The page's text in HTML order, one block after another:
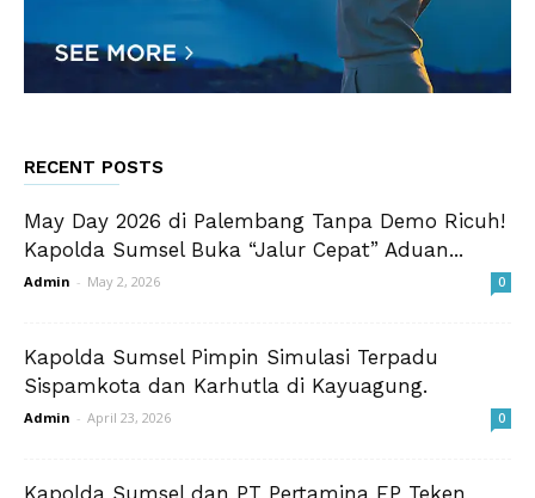
RECENT POSTS
May Day 2026 di Palembang Tanpa Demo Ricuh!
Kapolda Sumsel Buka “Jalur Cepat” Aduan...
Admin - May 2, 2026 0
Kapolda Sumsel Pimpin Simulasi Terpadu
Sispamkota dan Karhutla di Kayuagung.
Admin - April 23, 2026 0
Kapolda Sumsel dan PT Pertamina EP Teken